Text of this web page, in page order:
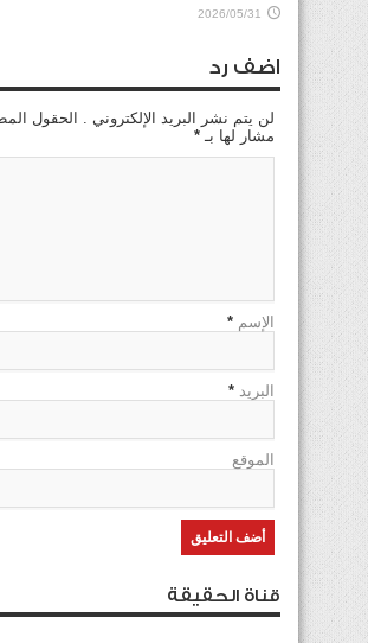
2026/05/31
اضف رد
لن يتم نشر البريد الإلكتروني . الحقول
مشار لها بـ *
الإسم *
البريد *
الموقع
قناة الحقيقة